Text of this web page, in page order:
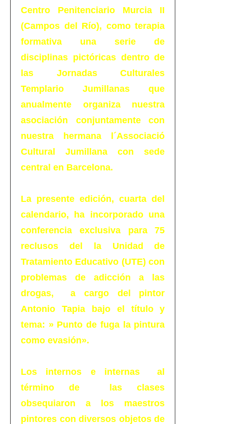
Centro Penitenciario Murcia II
(Campos del Río), como terapia
formativa una serie de
disciplinas pictóricas dentro de
las Jornadas Culturales
Templario Jumillanas que
anualmente organiza nuestra
asociación conjuntamente con
nuestra hermana l´Associació
Cultural Jumillana con sede
central en Barcelona.
La presente edición, cuarta del
calendario, ha incorporado una
conferencia exclusiva para 75
reclusos del la Unidad de
Tratamiento Educativo (UTE) con
problemas de adicción a las
drogas, a cargo del pintor
Antonio Tapia bajo el título y
tema: » Punto de fuga la pintura
como evasión».
Los internos e internas al
término de las clases
obsequiaron a los maestros
pintores con diversos objetos de